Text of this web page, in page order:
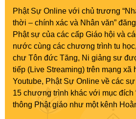
Phật Sự Online với chủ trương
thời – chính xác và Nhân văn”
Phật sự của các cấp Giáo hội và
nước cùng các chương trình tu
chư Tôn đức Tăng, Ni giảng sư
tiếp (Live Streaming) trên mạng xã
Youtube, Phật Sự Online về các
15 chương trình khác với mục đích
thông Phật giáo như một kênh